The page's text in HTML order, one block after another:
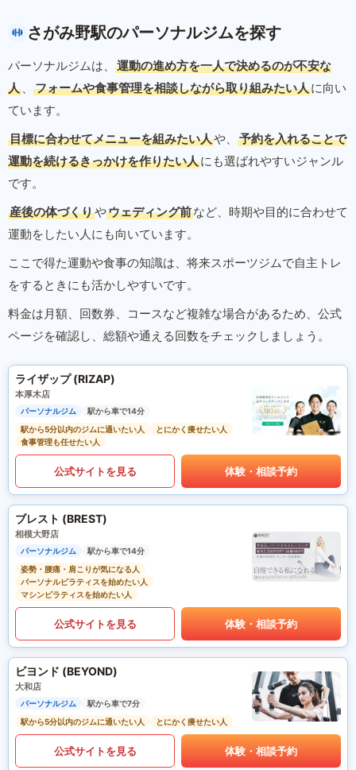
さがみ野駅のパーソナルジムを探す
パーソナルジムは、
運動の進め方を一人で決めるのが不安な
人 、 フォームや食事管理を相談しながら取り組みたい人に向い
ています。
目標に合わせてメニューを組みたい人や、
予約を入れることで
運動を続けるきっかけを作りたい人にも選ばれやすいジャンル
です。
産後の体づくりやウェディング前など、時期や目的に合わせて
運動をしたい人にも向いています。
ここで得た運動や食事の知識は、将来スポーツジムで自主トレ
をするときにも活かしやすいです。
料金は月額、回数券、コースなど複雑な場合があるため、公式
ページを確認し、総額や通える回数をチェックしましょう。
ライザップ (RIZAP)
本厚木店
パーソナルジム
駅から車で14分
駅から5分以内のジムに通いたい人
とにかく痩せたい人
食事管理も任せたい人
公式サイトを見る 体験・相談予約
ブレスト (BREST)
相模大野店
パーソナルジム
駅から車で14分
姿勢・腰痛・肩こりが気になる人
パーソナルピラティスを始めたい人
マシンピラティスを始めたい人
公式サイトを見る 体験・相談予約
ビヨンド (BEYOND)
大和店
パーソナルジム
駅から車で7分
駅から5分以内のジムに通いたい人
とにかく痩せたい人
公式サイトを見る 体験・相談予約